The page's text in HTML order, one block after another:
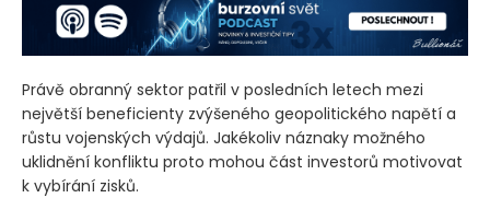
Právě obranný sektor patřil v posledních letech mezi
největší beneficienty zvýšeného geopolitického napětí a
růstu vojenských výdajů. Jakékoliv náznaky možného
uklidnění konfliktu proto mohou část investorů motivovat
k vybírání zisků.